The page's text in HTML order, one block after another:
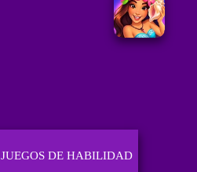
JUEGOS DE HABILIDAD